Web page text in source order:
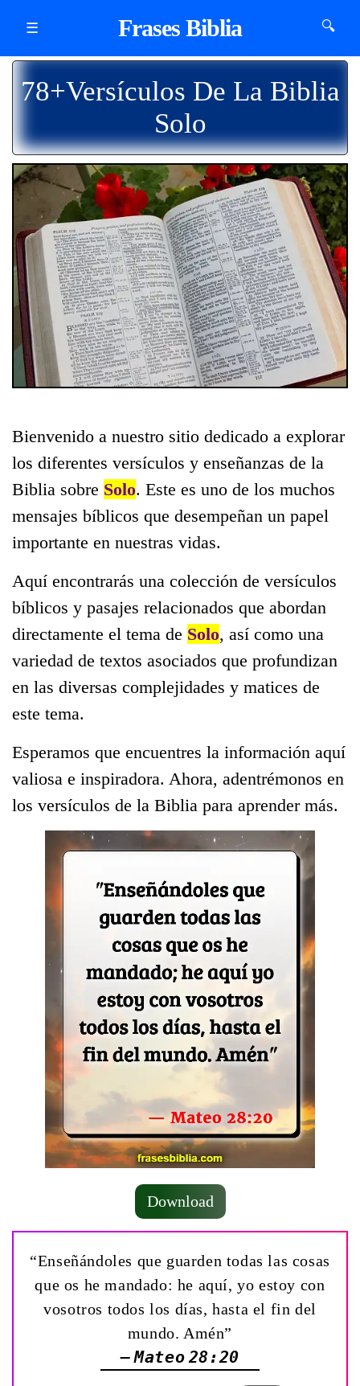
☰ Frases Biblia 🔍
78+Versículos De La Biblia
Solo
Bienvenido a nuestro sitio dedicado a explorar
los diferentes versículos y enseñanzas de la
Biblia sobre Solo. Este es uno de los muchos
mensajes bíblicos que desempeñan un papel
importante en nuestras vidas.
Aquí encontrarás una colección de versículos
bíblicos y pasajes relacionados que abordan
directamente el tema de Solo, así como una
variedad de textos asociados que profundizan
en las diversas complejidades y matices de
este tema.
Esperamos que encuentres la información aquí
valiosa e inspiradora. Ahora, adentrémonos en
los versículos de la Biblia para aprender más.
Download
“Enseñándoles que guarden todas las cosas
que os he mandado: he aquí, yo estoy con
vosotros todos los días, hasta el fin del
mundo. Amén”
— Mateo 28:20